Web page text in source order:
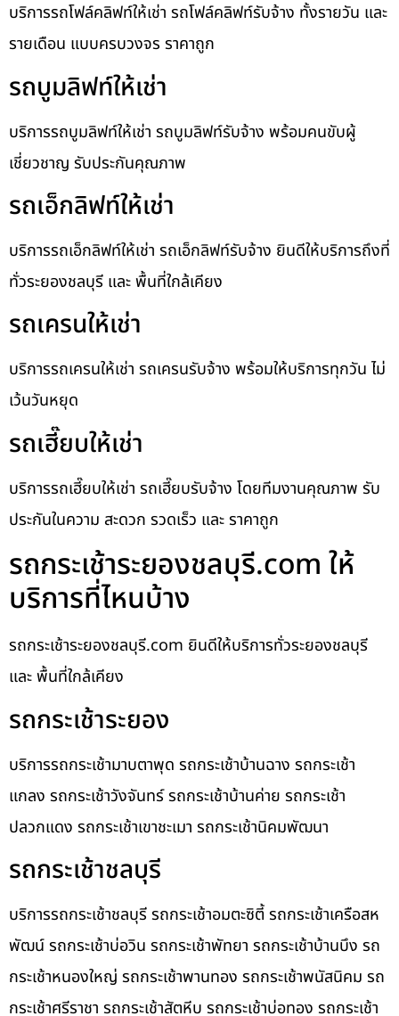
บริการรถโฟล์คลิฟท์ให้เช่า รถโฟล์คลิฟท์รับจ้าง ทั้งรายวัน และ
รายเดือน แบบครบวงจร ราคาถูก
รถบูมลิฟท์ให้เช่า
บริการรถบูมลิฟท์ให้เช่า รถบูมลิฟท์รับจ้าง พร้อมคนขับผู้
เชี่ยวชาญ รับประกันคุณภาพ
รถเอ็กลิฟท์ให้เช่า
บริการรถเอ็กลิฟท์ให้เช่า รถเอ็กลิฟท์รับจ้าง ยินดีให้บริการถึงที่
ทั่วระยองชลบุรี และ พื้นที่ใกล้เคียง
รถเครนให้เช่า
บริการรถเครนให้เช่า รถเครนรับจ้าง พร้อมให้บริการทุกวัน ไม่
เว้นวันหยุด
รถเฮี๊ยบให้เช่า
บริการรถเฮี๊ยบให้เช่า รถเฮี๊ยบรับจ้าง โดยทีมงานคุณภาพ รับ
ประกันในความ สะดวก รวดเร็ว และ ราคาถูก
รถกระเช้าระยองชลบุรี.com ให้
บริการที่ไหนบ้าง
รถกระเช้าระยองชลบุรี.com ยินดีให้บริการทั่วระยองชลบุรี
และ พื้นที่ใกล้เคียง
รถกระเช้าระยอง
บริการรถกระเช้ามาบตาพุด รถกระเช้าบ้านฉาง รถกระเช้า
แกลง รถกระเช้าวังจันทร์ รถกระเช้าบ้านค่าย รถกระเช้า
ปลวกแดง รถกระเช้าเขาชะเมา รถกระเช้านิคมพัฒนา
รถกระเช้าชลบุรี
บริการรถกระเช้าชลบุรี รถกระเช้าอมตะซิตี้ รถกระเช้าเครือสห
พัฒน์ รถกระเช้าบ่อวิน รถกระเช้าพัทยา รถกระเช้าบ้านบึง รถ
กระเช้าหนองใหญ่ รถกระเช้าพานทอง รถกระเช้าพนัสนิคม รถ
กระเช้าศรีราชา รถกระเช้าสัตหีบ รถกระเช้าบ่อทอง รถกระเช้า